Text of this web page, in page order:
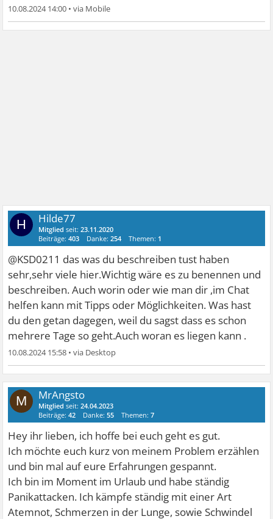
10.08.2024 14:00 •
H Hilde77
Mitglied seit:23.11.2020
Beiträge:403 Danke:254 Themen: 1
@KSD0211 das was du beschreiben tust haben
sehr,sehr viele hier.Wichtig wäre es zu benennen und
beschreiben. Auch worin oder wie man dir ,im Chat
helfen kann mit Tipps oder Möglichkeiten. Was hast
du den getan dagegen, weil du sagst dass es schon
mehrere Tage so geht.Auch woran es liegen kann .
10.08.2024 15:58 •
M MrAngsto
Mitglied seit:24.04.2023
Beiträge:42 Danke:55 Themen:7
Hey ihr lieben, ich hoffe bei euch geht es gut.
Ich möchte euch kurz von meinem Problem erzählen
und bin mal auf eure Erfahrungen gespannt.
Ich bin im Moment im Urlaub und habe ständig
Panikattacken. Ich kämpfe ständig mit einer Art
Atemnot, Schmerzen in der Lunge, sowie Schwindel